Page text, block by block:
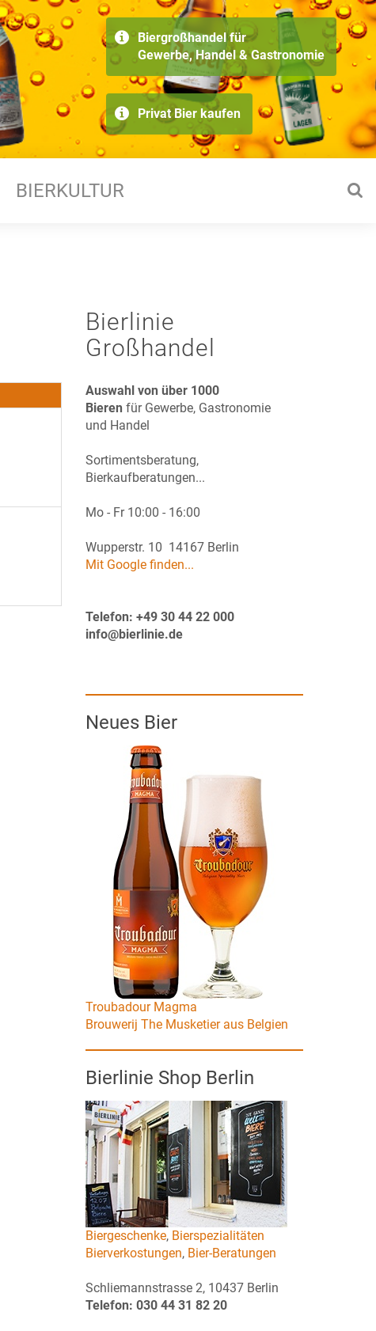
Biergroßhandel für
Gewerbe, Handel & Gastronomie
Privat Bier kaufen
BIERKULTUR
Bierlinie
Großhandel
Auswahl von über 1000
Bieren für Gewerbe, Gastronomie
und Handel
Sortimentsberatung,
Bierkaufberatungen...
Mo - Fr 10:00 - 16:00
Wupperstr. 10 14167 Berlin
Mit Google finden...
Telefon: +49 30 44 22 000
info@bierlinie.de
Neues Bier
Troubadour Magma
Brouwerij The Musketier aus Belgien
Bierlinie Shop Berlin
Biergeschenke, Bierspezialitäten
Bierverkostungen, Bier-Beratungen
Schliemannstrasse 2, 10437 Berlin
Telefon: 030 44 31 82 20